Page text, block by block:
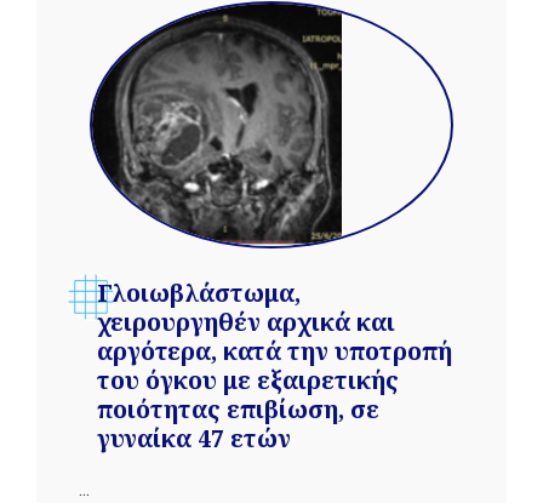
Γλοιωβλάστωμα,
χειρουργηθέν αρχικά και
αργότερα, κατά την υποτροπή
του όγκου με εξαιρετικής
ποιότητας επιβίωση, σε
γυναίκα 47 ετών
...